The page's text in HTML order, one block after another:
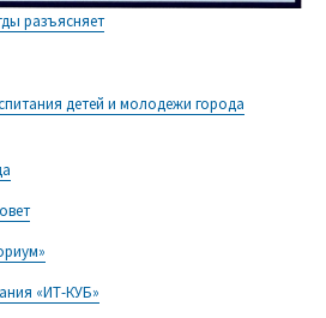
разъясняет
детей и молодежи города
«ИТ-КУБ»